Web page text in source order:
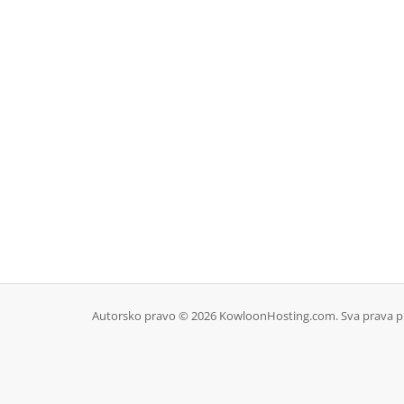
Autorsko pravo © 2026 KowloonHosting.com. Sva prava